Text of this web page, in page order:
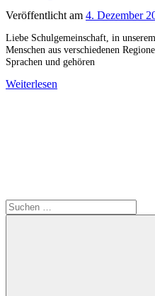
Veröffentlicht am 4. Dezember
Liebe Schulgemeinschaft, in
Menschen aus verschiedenen
Sprachen und gehören
Weiterlesen
Suchen
nach: